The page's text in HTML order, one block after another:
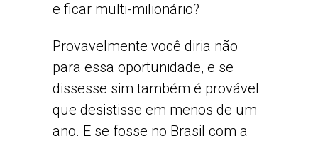
e ficar multi-milionário?
Provavelmente você diria não
para essa oportunidade, e se
dissesse sim também é provável
que desistisse em menos de um
ano. E se fosse no Brasil com a